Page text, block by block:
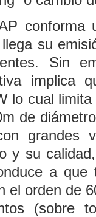
conforma
su
Sin
implica
lo cual
de
grandes
y su
a que
el orden de
(sobre